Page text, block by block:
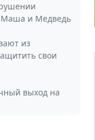
Маша и Медведь
из
свои
выход на